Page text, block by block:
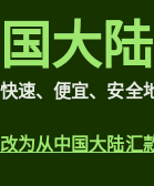
国大陆
快速、便宜、安全
改为从中国大陆汇